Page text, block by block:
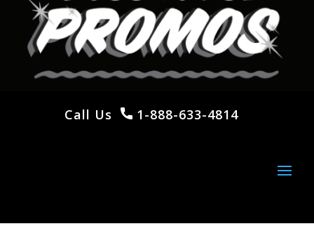
Call Us 1-888-633-4814